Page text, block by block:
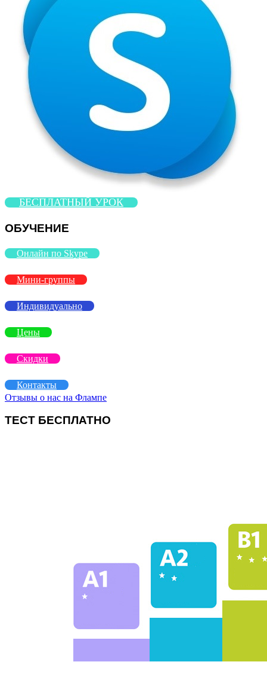
БЕСПЛАТНЫЙ УРОК
ОБУЧЕНИЕ
Онлайн по Skype
Мини-группы
Индивидуально
Цены
Скидки
Контакты
Отзывы о нас на Флампе
ТЕСТ БЕСПЛАТНО